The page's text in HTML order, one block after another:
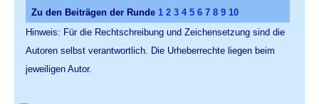
Zu den Beiträgen der Runde 1 2 3 4 5 6 7 8 9 10
Hinweis: Für die Rechtschreibung und Zeichensetzung sind die
Autoren selbst verantwortlich. Die Urheberrechte liegen beim
jeweiligen Autor.